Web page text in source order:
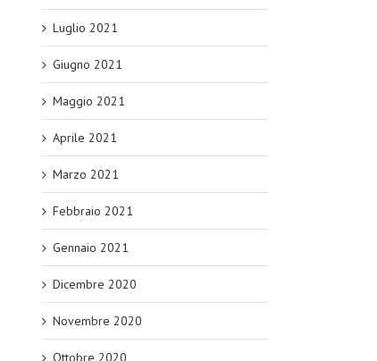
Luglio 2021
Giugno 2021
Maggio 2021
Aprile 2021
Marzo 2021
Febbraio 2021
Gennaio 2021
Dicembre 2020
Novembre 2020
Ottobre 2020